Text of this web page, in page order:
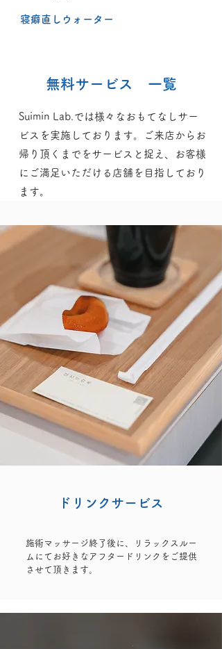
​寝癖直しウォーター
無料サービス 一覧
Suimin Lab.では様々なおもてなしサー
ビスを実施しております。ご来店からお
帰り頂くまでをサービスと捉え、お客様
にご満足いただける店舗を目指しており
ます。
ドリンクサービス
​施術マッサージ終了後に、リラックスルー
ムにて​お好きなアフタードリンクをご提供
させて頂きます。